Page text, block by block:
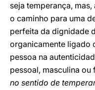
seja temperança,
o caminho para uma
perfeita da dignidade
organicamente ligado
pessoa na
pessoal, masculina ou
no sentido de